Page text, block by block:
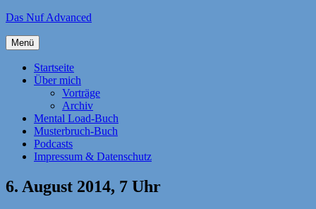
Zum
springen
Das Nuf Advanced
Menü
Startseite
Über mich
Vorträge
Archiv
Mental Load-Buch
Musterbruch-Buch
Podcasts
Impressum & Datenschutz
6. August 2014, 7 Uhr